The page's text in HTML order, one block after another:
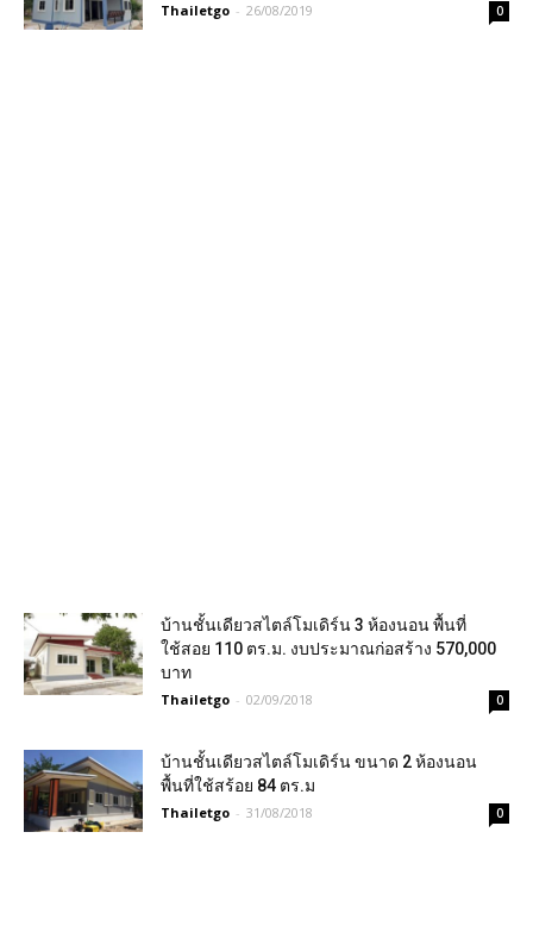
Thailetgo - 26/08/2019 0
บ้านชั้นเดียวสไตล์โมเดิร์น 3 ห้องนอน พื้นที่
ใช้สอย 110 ตร.ม. งบประมาณก่อสร้าง 570,000
บาท
Thailetgo - 02/09/2018 0
บ้านชั้นเดียวสไตล์โมเดิร์น ขนาด 2 ห้องนอน
พื้นที่ใช้สร้อย 84 ตร.ม
Thailetgo - 31/08/2018 0